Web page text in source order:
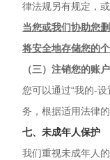
律法规另有规定，
当您或我们协助您
将安全地存储您的
（三）注销您的账户
您可以通过“我的-
务，根据适用法律
七、未成年人保护
我们重视未成年人